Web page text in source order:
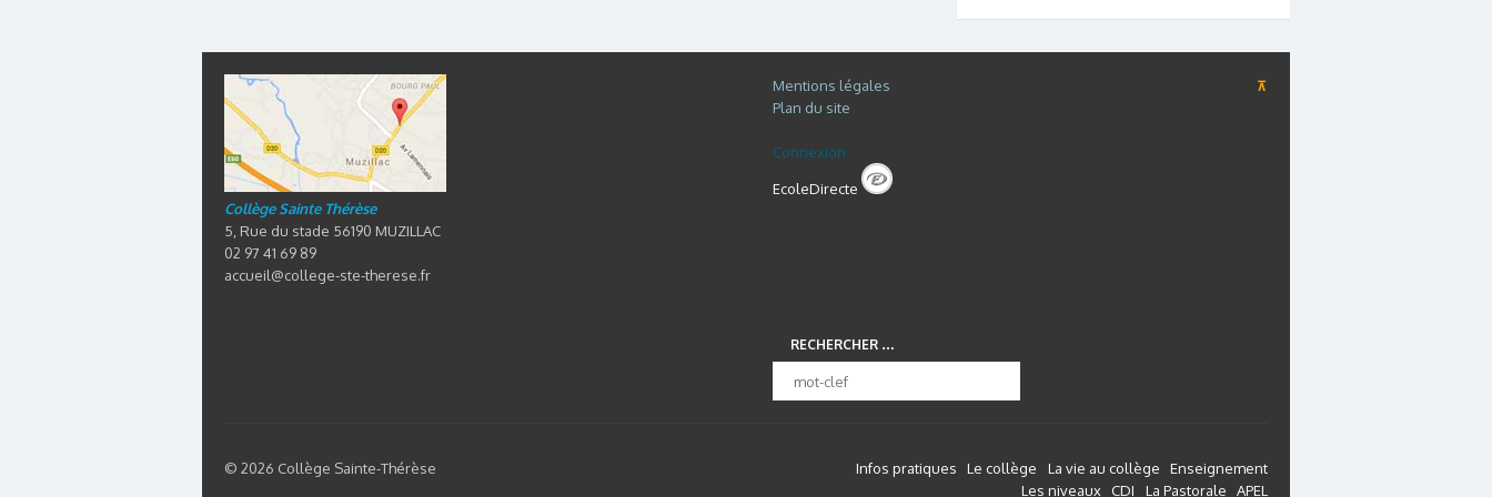
Collège Sainte Thérèse
5, Rue du stade 56190 MUZILLAC
02 97 41 69 89
accueil@college-ste-therese.fr
Mentions légales ⊼
Plan du site
Connexion
EcoleDirecte
RECHERCHER …
© 2026 Collège Sainte-Thérèse Infos pratiques Le collège La vie au collège
Enseignement
Les niveaux CDI La Pastorale APEL